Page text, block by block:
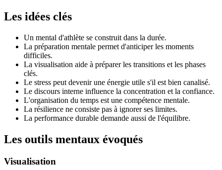
Les idées clés
Un mental d'athlète se construit dans la durée.
La préparation mentale permet d'anticiper les moments
difficiles.
La visualisation aide à préparer les transitions et les phases
clés.
Le stress peut devenir une énergie utile s'il est bien canalisé.
Le discours interne influence la concentration et la confiance.
L'organisation du temps est une compétence mentale.
La résilience ne consiste pas à ignorer ses limites.
La performance durable demande aussi de l'équilibre.
Les outils mentaux évoqués
Visualisation